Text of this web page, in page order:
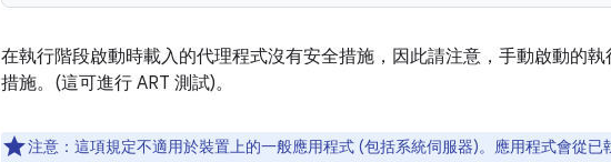
在執行階段啟動時載入的代理程式沒有安全措施，因此請注意，手動啟動的
措施。(這可進行 ART 測試)。
注意：這項規定不適用於裝置上的一般應用程式 (包括系統伺服器)。應用程式會從